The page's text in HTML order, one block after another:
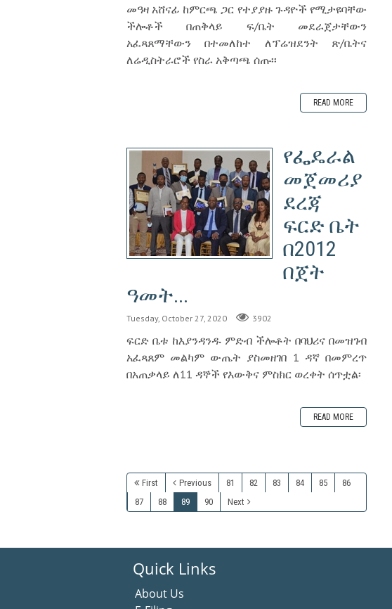
መዓዛ አሸናፊ ከምርጫ ጋር የተያያዙ ጉዳዮች የሚታዩባቸው
ችሎቶች በጠቅላይ ፍ/ቤት መደራጀታቸውን
አፈጻጸማቸውን በተመለከተ ለፕሬዝደንት ጽ/ቤትና
ለሬዲስትራሮች የስራ አቅጣጫ ሰጡ፡፡
READ MORE
የፌዴራል
መጀመሪያ
ደረጃ
ፍርድ ቤት
በ2012
በጀት
ዓመት...
Tuesday, October 27, 2020 3902
ፍርድ ቤቱ ከእያንዳንዱ ምድብ ችሎቶት በባህሪና በመዝገብ
አፈጻጸም መልካም ውጤት ያስመዘገበ 1 ዳኛ በመምረጥ
በአጠቃላይ ለ11 ዳኞች የእውቅና ምስክር ወረቀት ሰጥቷል፡
READ MORE
First Previous 81 82 83 84 85
86
87
88 89 90 Next
Quick Links
About Us